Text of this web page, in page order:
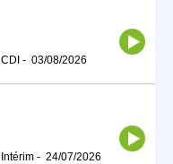
CDI - 03/08/2026
Intérim - 24/07/2026